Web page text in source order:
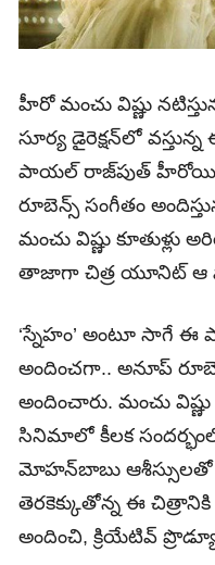
హీరో మంచు విష్ణు
సూర్య డైరెక్షన్‌లో
పాయల్‌ రాజ్‌పుత్‌
రూబెన్స్‌ సంగీతం
మంచు విష్ణు
తాజాగా చిత్ర యూనిట్‌ ఆ
‘స్నేహం’ అంటూ సాగే ఈ
అందించగా.. అనూప్‌
అందించారు. మంచు
సినిమాలో కీలక
మోహన్‌బాబు
తెరకెక్కుతోన్న ఈ చిత్రానికి
అందించి, క్రియేటివ్‌